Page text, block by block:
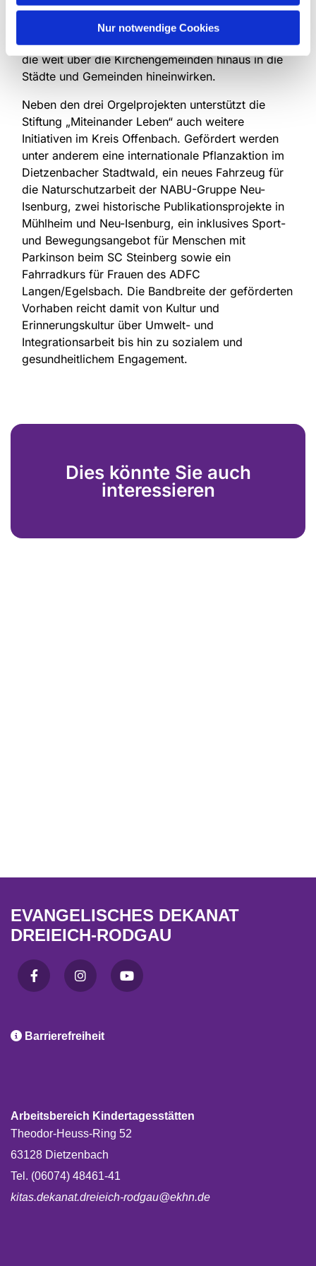
Nur notwendige Cookies
als Orte lebendiger Gemeinschaft. Gerade im
Zusammenspiel von Ehrenamt, Musik und
öffentlichem Engagement entstehen dabei Räume,
die weit über die Kirchengemeinden hinaus in die
Städte und Gemeinden hineinwirken.
Neben den drei Orgelprojekten unterstützt die
Stiftung „Miteinander Leben“ auch weitere
Initiativen im Kreis Offenbach. Gefördert werden
unter anderem eine internationale Pflanzaktion im
Dietzenbacher Stadtwald, ein neues Fahrzeug für
die Naturschutzarbeit der NABU-Gruppe Neu-
Isenburg, zwei historische Publikationsprojekte in
Mühlheim und Neu-Isenburg, ein inklusives Sport-
und Bewegungsangebot für Menschen mit
Parkinson beim SC Steinberg sowie ein
Fahrradkurs für Frauen des ADFC
Langen/Egelsbach. Die Bandbreite der geförderten
Vorhaben reicht damit von Kultur und
Erinnerungskultur über Umwelt- und
Integrationsarbeit bis hin zu sozialem und
gesundheitlichem Engagement.
Dies könnte Sie auch
interessieren
EVANGELISCHES DEKANAT
DREIEICH-RODGAU
 Barrierefreiheit
Arbeitsbereich Kindertagesstätten
Theodor-Heuss-Ring 52
63128 Dietzenbach
Tel. (06074) 48461-41
kitas.dekanat.dreieich-rodgau@ekhn.de